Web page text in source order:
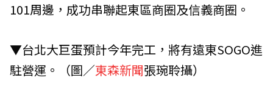
101周邊，成功串聯起東區商圈及信義商圈。
▼台北大巨蛋預計今年完工，將有遠東SOGO進
駐營運。（圖／東森新聞張琬聆攝）